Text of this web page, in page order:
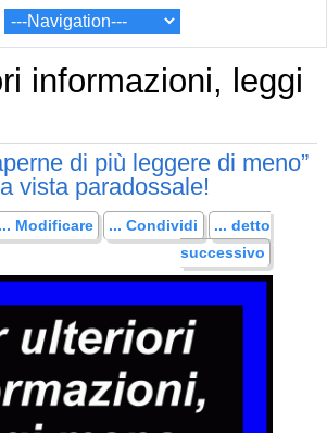
informazioni, leggi
di più leggere di meno”
vista paradossale!
... Modificare ... Condividi
... detto
successivo